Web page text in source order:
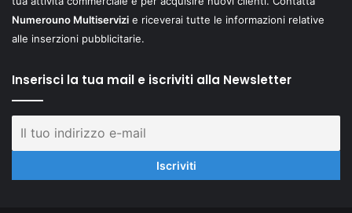
Numerouno Multiservizi e riceverai tutte le informazioni relative
alle inserzioni pubblicitarie.
Inserisci la tua mail e iscriviti alla Newsletter